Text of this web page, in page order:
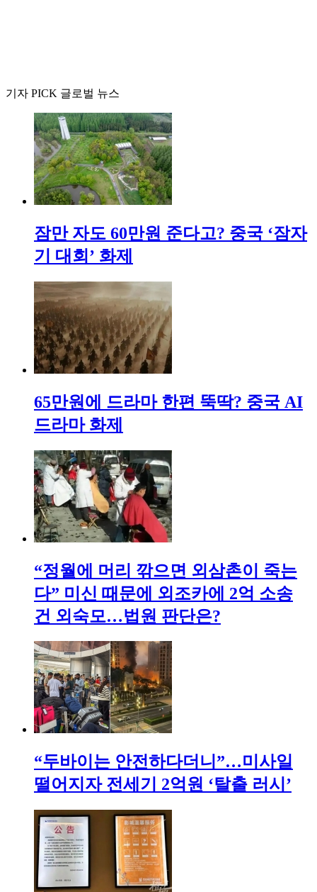
기자 PICK 글로벌 뉴스
잠만 자도 60만원 준다고? 중국 ‘잠자
기 대회’ 화제
65만원에 드라마 한편 뚝딱? 중국 AI
드라마 화제
“정월에 머리 깎으면 외삼촌이 죽는
다” 미신 때문에 외조카에 2억 소송
건 외숙모…법원 판단은?
“두바이는 안전하다더니”…미사일
떨어지자 전세기 2억원 ‘탈출 러시’